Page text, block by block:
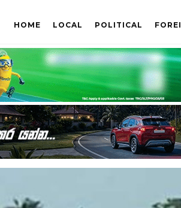
HOME LOCAL POLITICAL